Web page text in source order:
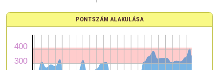
PONTSZÁM ALAKULÁSA